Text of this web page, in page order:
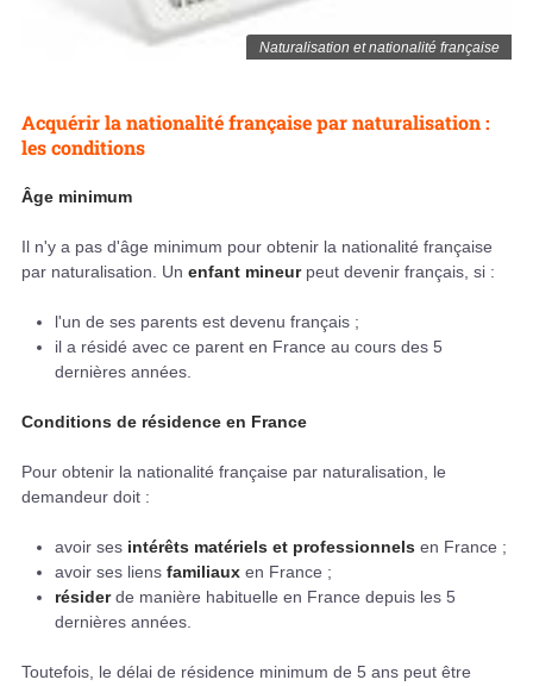
Naturalisation et nationalité française
Acquérir la nationalité française par naturalisation :
les conditions
Âge minimum
Il n'y a pas d'âge minimum pour obtenir la nationalité française
par naturalisation. Un enfant mineurpeut devenir français, si :
l'un de ses parents est devenu français ;
il a résidé avec ce parent en France au cours des 5
dernières années.
Conditions de résidence en France
Pour obtenir la nationalité française par naturalisation, le
demandeur doit :
avoir ses intérêts matériels et professionnels en France ;
avoir ses liens familiaux en France ;
résiderde manière habituelle en France depuis les 5
dernières années.
Toutefois, le délai de résidence minimum de 5 ans peut être